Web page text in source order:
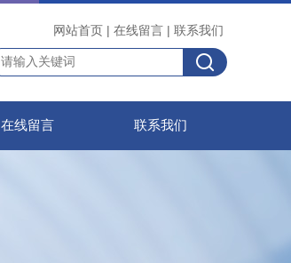
网站首页 | 在线留言 | 联系我们
在线留言 联系我们